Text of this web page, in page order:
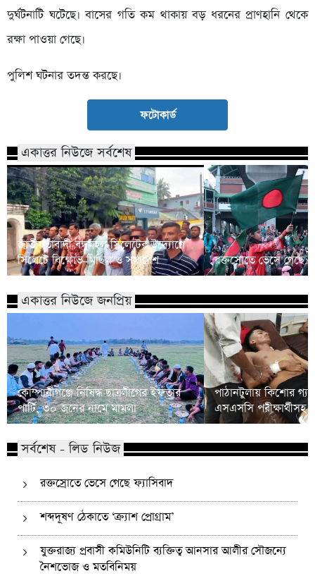
দুর্ঘটনাটি ঘটেছে। বাসের গতি কম থাকায় বড় ধরনের প্রাণহানি থেকে
রক্ষা পাওয়া গেছে।
পুলিশ ঘটনার তদন্ত করছে।
ফটোকার্ড
একাত্তর নিউজে সর্বশেষ
জাতীয়তাবাদী বন্ধুমহল সিলেটের উদ্যোগে
সিলেটে বিক্ষোভ মিছিল ও সমাবেশ
রক্তস্রোতে ভেসে গেছে
একাত্তর নিউজে জনপ্রিয়
কোম্পানীগঞ্জে নিষিদ্ধ ছাত্রলীগের ইফতার
পার্টি, ৩০ জনের নামে মামলা
পাঠানটুলায় কিশোর
এসএসসি
সর্বশেষ - লিড নিউজ
রক্তস্রোতে ভেসে গেছে ফ্যাসিবাদ
শব্দদূষণ ঠেকাতে ‘ক্র্যাশ প্রোগ্রাম’
যুক্তরাজ্য প্রবাসী কমিউনিটি ব্যক্তিত্ব আনসার আলীর সৌজন্যে
নৈশভোজ ও মতবিনিময়